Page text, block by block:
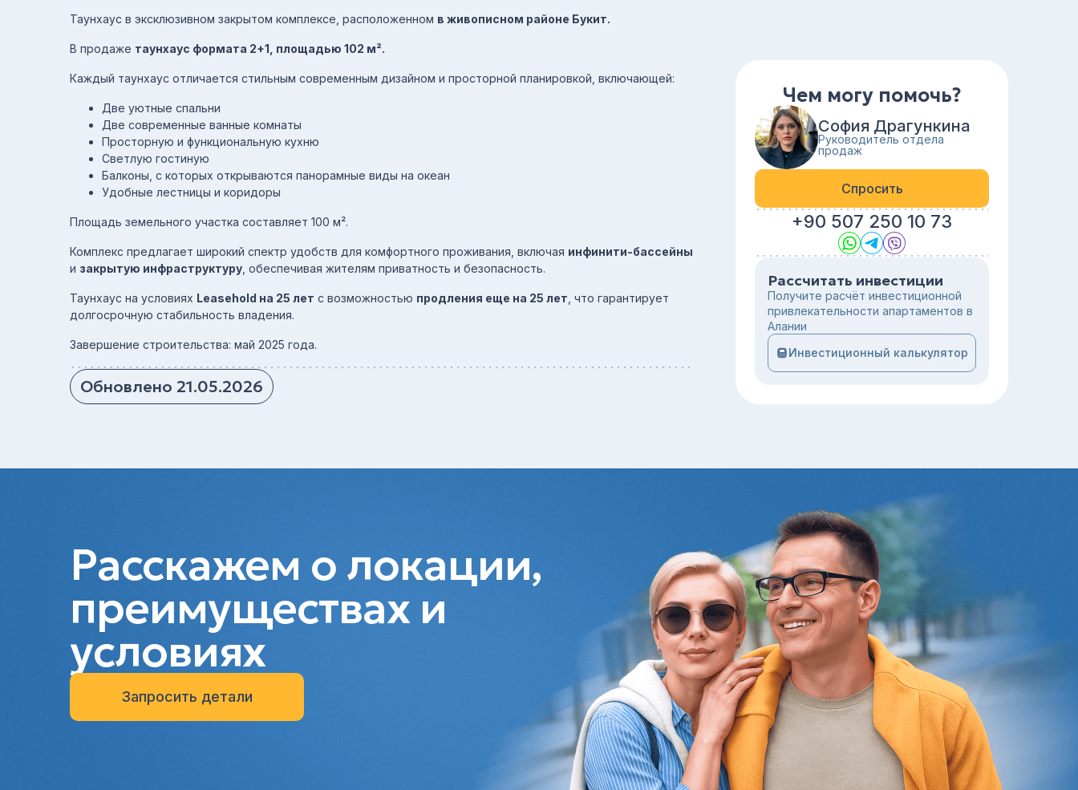
Таунхаус в эксклюзивном закрытом комплексе, расположенном в живописном районе Букит.
В продаже таунхаус формата 2+1, площадью 102 м².
Каждый таунхаус отличается стильным современным дизайном и просторной планировкой, включающей:
Две уютные спальни
Две современные ванные комнаты
Просторную и функциональную кухню
Светлую гостиную
Балконы, с которых открываются панорамные виды на океан
Удобные лестницы и коридоры
Площадь земельного участка составляет 100 м².
Комплекс предлагает широкий спектр удобств для комфортного проживания, включая инфинити-бассейны
и закрытую инфраструктуру , обеспечивая жителям приватность и безопасность.
Таунхаус на условиях Leasehold на 25 лет с возможностью продления еще на 25 лет , что гарантирует
долгосрочную стабильность владения.
Завершение строительства: май 2025 года.
Обновлено 21.05.2026
Чем могу помочь?
София Драгункина
Руководитель отдела
продаж
Спросить
+90 507 250 10 73
Рассчитать инвестиции
Получите расчёт инвестиционной
привлекательности апартаментов в
Алании
Инвестиционный калькулятор
Расскажем о локации,
преимуществах и
условиях
Запросить детали